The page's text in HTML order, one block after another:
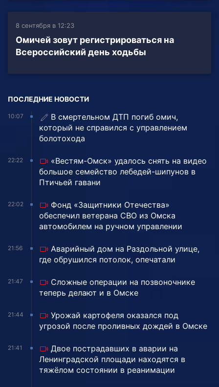
8 сентября в 12:23
Омичей зовут регистрироваться на
Всероссийский день ходьбы
ПОСЛЕДНИЕ НОВОСТИ
10:07
В смертельном ДТП погиб омич,
который не справился с управлением
болотохода
22:22
«Вестям-Омск» удалось снять на видео
большое семейство лебедей-шипунов в
Птичьей гавани
22:02
Фонд «Защитники Отечества»
обеспечил ветерана СВО из Омска
автомобилем на ручном управлении
21:56
Аварийный дом на Раздольной улице,
где обрушился потолок, опечатали
21:47
Сложные операции на позвоночнике
теперь делают и в Омске
21:44
Урожай картофеля оказался под
угрозой после проливных дождей в Омске
21:41
Двое пострадавших в аварии на
Ленинградской площади находятся в
тяжёлом состоянии в реанимации